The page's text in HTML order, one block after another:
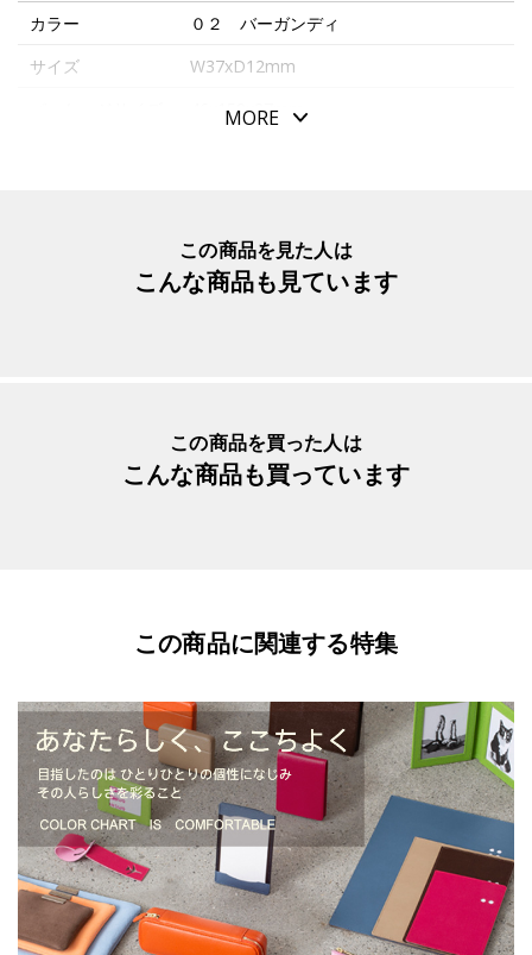
態で振り回したり、強く引っ張ったり、衝撃を与えないで
ください。
カラー
０２ バーガンディ
サイズ
W37xD12mm
46x159x27mm
日本
１本
MORE
この商品を見た人は
こんな商品も見ています
この商品を買った人は
こんな商品も買っています
この商品に関連する特集